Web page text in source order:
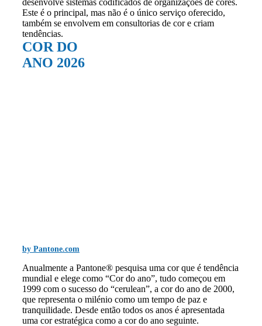
Este é o principal, mas não é o único serviço oferecido,
também se envolvem em consultorias de cor e criam
tendências.
COR DO
ANO 2026
by Pantone.com
Anualmente a Pantone® pesquisa uma cor que é tendência
mundial e elege como “Cor do ano”, tudo começou em
1999 com o sucesso do “cerulean”, a cor do ano de 2000,
que representa o milénio como um tempo de paz e
tranquilidade. Desde então todos os anos é apresentada
uma cor estratégica como a cor do ano seguinte.